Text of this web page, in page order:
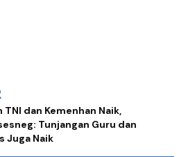
TNI dan Kemenhan Naik,
Tunjangan Guru dan
Juga Naik